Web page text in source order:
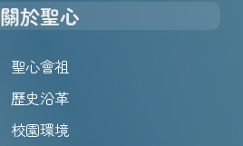
關於聖心
聖心會祖
歷史沿革
校園環境